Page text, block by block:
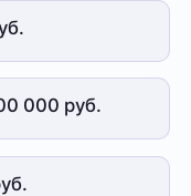
000 руб.